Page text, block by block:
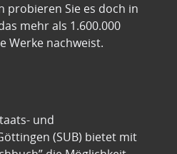
probieren Sie es doch in
mehr als 1.600.000
Werke nachweist.
und
(SUB) bietet mit